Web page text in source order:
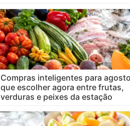
Compras inteligentes para
que escolher agora entre frutas,
verduras e peixes da estação